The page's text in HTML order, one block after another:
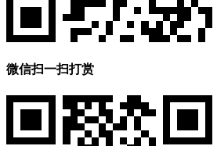
微信扫一扫打赏